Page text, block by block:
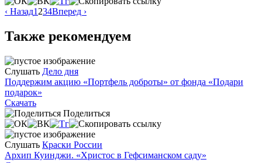
‹ Назад1 234Вперед ›
Также рекомендуем
Слушать Дело дня
Поддержим акцию «Портфель доброты» от фонда «Подари
подарок»
Скачать
Поделиться
Слушать Краски России
Архип Куинджи. «Христос в Гефсиманском саду»